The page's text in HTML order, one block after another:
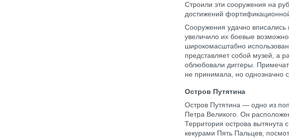
Строили эти сооружения на
достижений
Сооружения удачно вписались
увеличило их боевые
широкомасштабно
представляет собой музей, а
облюбовали диггеры.
не принимала, но однозначно
Остров Путятина
Остров Путятина — одно из
Петра Великого. Он
Территория острова вытянута
кекурами Пять Пальцев,